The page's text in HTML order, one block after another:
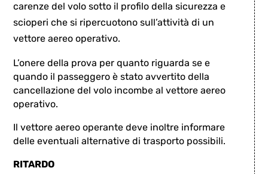
carenze del volo sotto il profilo della sicurezza e
scioperi che si ripercuotono sull’attività di un
vettore aereo operativo.
L’onere della prova per quanto riguarda se e
quando il passeggero è stato avvertito della
cancellazione del volo incombe al vettore aereo
operativo.
Il vettore aereo operante deve inoltre informare
delle eventuali alternative di trasporto possibili.
RITARDO